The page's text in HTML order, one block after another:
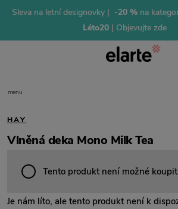
Sleva na letní designovky | -20 % na
Léto20 | Objevujte zde
menu
HAY
Vlněná deka Mono Milk Tea
Tento produkt není možné
Je nám líto, ale tento produkt není k